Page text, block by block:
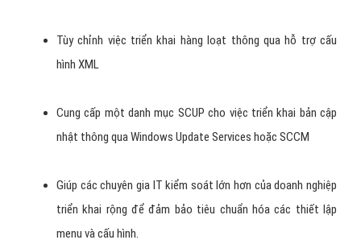
Tùy chỉnh việc triển khai hàng loạt thông qua hỗ trợ cấu
hình XML
Cung cấp một danh mục SCUP cho việc triển khai bản cập
nhật thông qua Windows Update Services hoặc SCCM
Giúp các chuyên gia IT kiểm soát lớn hơn của doanh nghiệp
triển khai rộng để đảm bảo tiêu chuẩn hóa các thiết lập
menu và cấu hình.